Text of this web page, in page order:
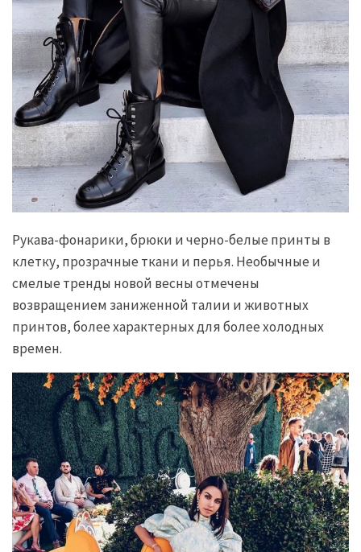
Рукава-фонарики, брюки и черно-белые принты в
клетку, прозрачные ткани и перья. Необычные и
смелые тренды новой весны отмечены
возвращением заниженной талии и животных
принтов, более характерных для более холодных
времен.